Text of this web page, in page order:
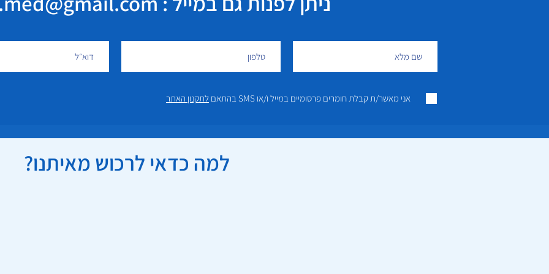
אני מאשר/ת קבלת חומרים פרסומיים במייל ו/או SMS בהתאם לתקנון האתר
למה כדאי לרכוש מאיתנו?